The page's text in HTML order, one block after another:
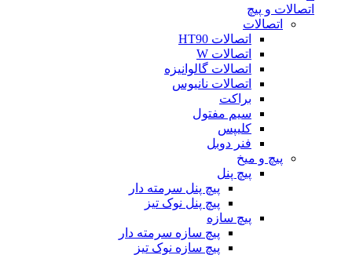
اتصالات و پیچ
اتصالات
اتصالات HT90
اتصالات W
اتصالات گالوانیزه
اتصالات نانیوس
براکت
سیم مفتول
کلیپس
فنر دوبل
پیچ و میخ
پیچ پنل
پیچ پنل سرمته دار
پیچ پنل نوک تیز
پیچ سازه
پیچ سازه سرمته دار
پیچ سازه نوک تیز